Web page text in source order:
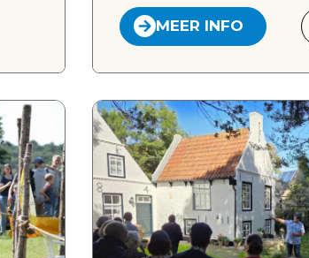
MEER INFO